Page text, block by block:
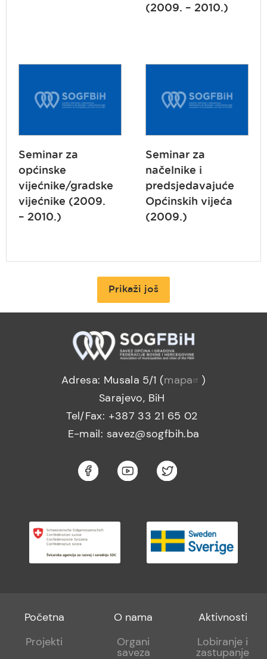
(2009. – 2010.)
Seminar za
općinske
vijećnike/gradske
vijećnike (2009.
– 2010.)
Seminar za
načelnike i
predsjedavajuće
Općinskih vijeća
(2009.)
Prikaži još
Adresa: Musala 5/1 (mapa
)
Sarajevo, BiH
Tel/Fax: +387 33 21 65 02
E-mail: savez@sogfbih.ba
Footer
menu
Početna
Projekti
Footer
sub
O nama
Organi
saveza
Footer
sub
Aktivnosti
Lobiranje i
zastupanje